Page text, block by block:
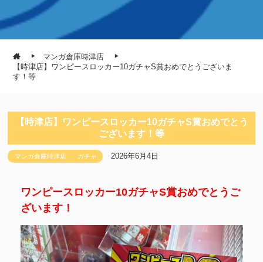
マンガ倉庫時津店
【時津店】ワンピースロッカー10ガチャS賞おめでとうございま
す！等
【時津店】ワンピースロッカー10ガチャS賞おめでとう
ございます！等
マンガ倉庫時津店 ガチャ 2026年6月4日
ワンピースロッカー10ガチャS賞おめでとうご
ざいます！